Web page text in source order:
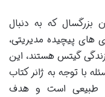
که به دنبال
های پیچیده مدیریتی،
گیتس هستند، این
با توجه به ژانر کتاب
طبیعی است و هدف